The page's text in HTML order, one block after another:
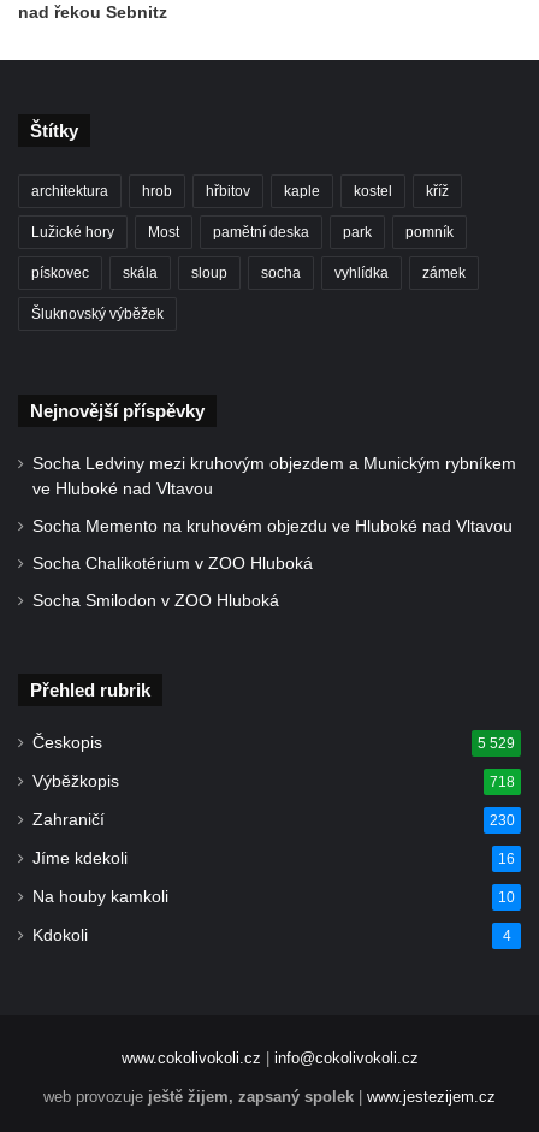
nad řekou Sebnitz
Štítky
architektura hrob hřbitov kaple kostel kříž
Lužické hory Most pamětní deska park pomník
pískovec skála sloup socha vyhlídka zámek
Šluknovský výběžek
Nejnovější příspěvky
Socha Ledviny mezi kruhovým objezdem a Munickým rybníkem
ve Hluboké nad Vltavou
Socha Memento na kruhovém objezdu ve Hluboké nad Vltavou
Socha Chalikotérium v ZOO Hluboká
Socha Smilodon v ZOO Hluboká
Přehled rubrik
Českopis 5 529
Výběžkopis 718
Zahraničí 230
Jíme kdekoli 16
Na houby kamkoli 10
Kdokoli 4
www.cokolivokoli.cz info@cokolivokoli.cz
web provozuje ještě žijem, zapsaný spolek www.jestezijem.cz